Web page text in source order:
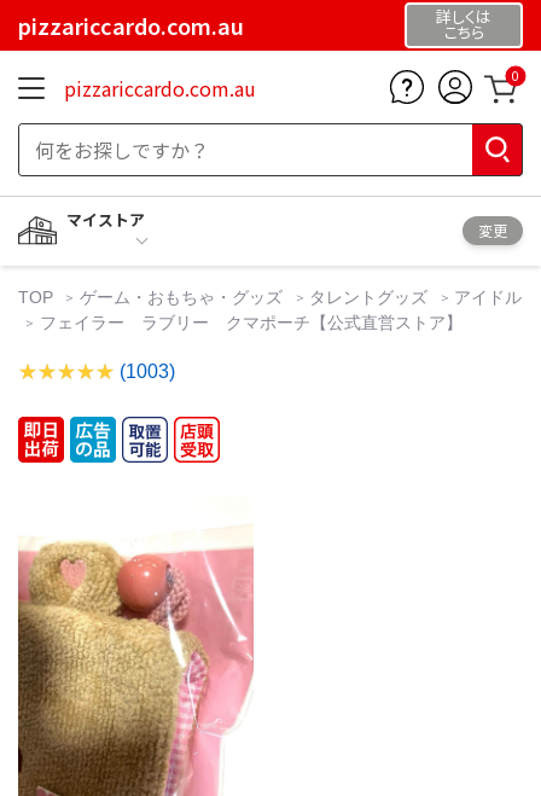
pizzariccardo.com.au 詳しくは
こちら
pizzariccardo.com.au 0
マイストア
変更
TOP ゲーム・おもちゃ・グッズ タレントグッズ
アイドル
フェイラー ラブリー クマポーチ【公式直営ストア】
(1003)